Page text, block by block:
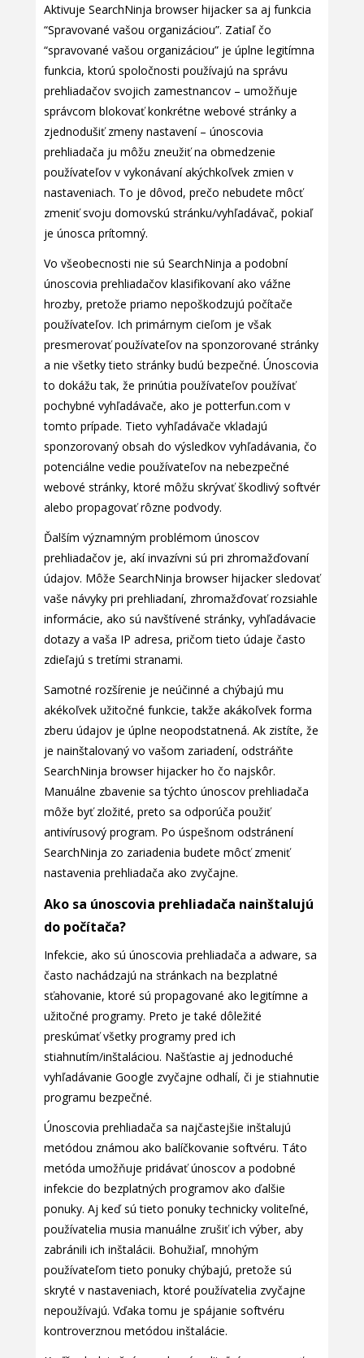
Aktivuje SearchNinja browser hijacker sa aj funkcia
“Spravované vašou organizáciou”. Zatiaľ čo
“spravované vašou organizáciou” je úplne legitímna
funkcia, ktorú spoločnosti používajú na správu
prehliadačov svojich zamestnancov – umožňuje
správcom blokovať konkrétne webové stránky a
zjednodušiť zmeny nastavení – únoscovia
prehliadača ju môžu zneužiť na obmedzenie
používateľov v vykonávaní akýchkoľvek zmien v
nastaveniach. To je dôvod, prečo nebudete môcť
zmeniť svoju domovskú stránku/vyhľadávač, pokiaľ
je únosca prítomný.
Vo všeobecnosti nie sú SearchNinja a podobní
únoscovia prehliadačov klasifikovaní ako vážne
hrozby, pretože priamo nepoškodzujú počítače
používateľov. Ich primárnym cieľom je však
presmerovať používateľov na sponzorované stránky
a nie všetky tieto stránky budú bezpečné. Únoscovia
to dokážu tak, že prinútia používateľov používať
pochybné vyhľadávače, ako je potterfun.com v
tomto prípade. Tieto vyhľadávače vkladajú
sponzorovaný obsah do výsledkov vyhľadávania, čo
potenciálne vedie používateľov na nebezpečné
webové stránky, ktoré môžu skrývať škodlivý softvér
alebo propagovať rôzne podvody.
Ďalším významným problémom únoscov
prehliadačov je, akí invazívni sú pri zhromažďovaní
údajov. Môže SearchNinja browser hijacker sledovať
vaše návyky pri prehliadaní, zhromažďovať rozsiahle
informácie, ako sú navštívené stránky, vyhľadávacie
dotazy a vaša IP adresa, pričom tieto údaje často
zdieľajú s tretími stranami.
Samotné rozšírenie je neúčinné a chýbajú mu
akékoľvek užitočné funkcie, takže akákoľvek forma
zberu údajov je úplne neopodstatnená. Ak zistíte, že
je nainštalovaný vo vašom zariadení, odstráňte
SearchNinja browser hijacker ho čo najskôr.
Manuálne zbavenie sa týchto únoscov prehliadača
môže byť zložité, preto sa odporúča použiť
antivírusový program. Po úspešnom odstránení
SearchNinja zo zariadenia budete môcť zmeniť
nastavenia prehliadača ako zvyčajne.
Ako sa únoscovia prehliadača nainštalujú
do počítača?
Infekcie, ako sú únoscovia prehliadača a adware, sa
často nachádzajú na stránkach na bezplatné
sťahovanie, ktoré sú propagované ako legitímne a
užitočné programy. Preto je také dôležité
preskúmať všetky programy pred ich
stiahnutím/inštaláciou. Našťastie aj jednoduché
vyhľadávanie Google zvyčajne odhalí, či je stiahnutie
programu bezpečné.
Únoscovia prehliadača sa najčastejšie inštalujú
metódou známou ako balíčkovanie softvéru. Táto
metóda umožňuje pridávať únoscov a podobné
infekcie do bezplatných programov ako ďalšie
ponuky. Aj keď sú tieto ponuky technicky voliteľné,
používatelia musia manuálne zrušiť ich výber, aby
zabránili ich inštalácii. Bohužiaľ, mnohým
používateľom tieto ponuky chýbajú, pretože sú
skryté v nastaveniach, ktoré používatelia zvyčajne
nepoužívajú. Vďaka tomu je spájanie softvéru
kontroverznou metódou inštalácie.